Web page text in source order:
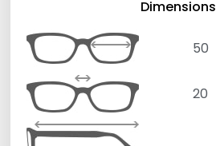
Dimensions
50
20